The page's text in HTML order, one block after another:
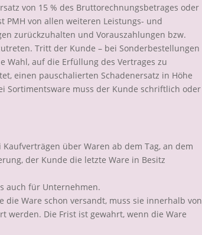
von 15 % des Bruttorechnungsbetrages oder
PMH von allen weiteren Leistungs- und
zurückzuhalten und Vorauszahlungen bzw.
Tritt der Kunde – bei Sonderbestellungen
Wahl, auf die Erfüllung des Vertrages zu
einen pauschalierten Schadenersatz in Höhe
Sortimentsware muss der Kunde schriftlich oder
über Waren ab dem Tag, an dem
der Kunde die letzte Ware in Besitz
auch für Unternehmen.
Ware schon versandt, muss sie innerhalb von
Die Frist ist gewahrt, wenn die Ware